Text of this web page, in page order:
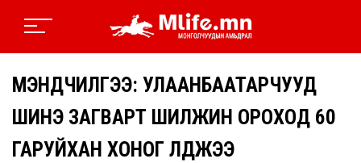
МЭНДЧИЛГЭЭ: УЛААНБААТАРЧУУД
ШИНЭ ЗАГВАРТ ШИЛЖИН ОРОХОД 60
ГАРУЙХАН ХОНОГ ҮЛДЖЭЭ